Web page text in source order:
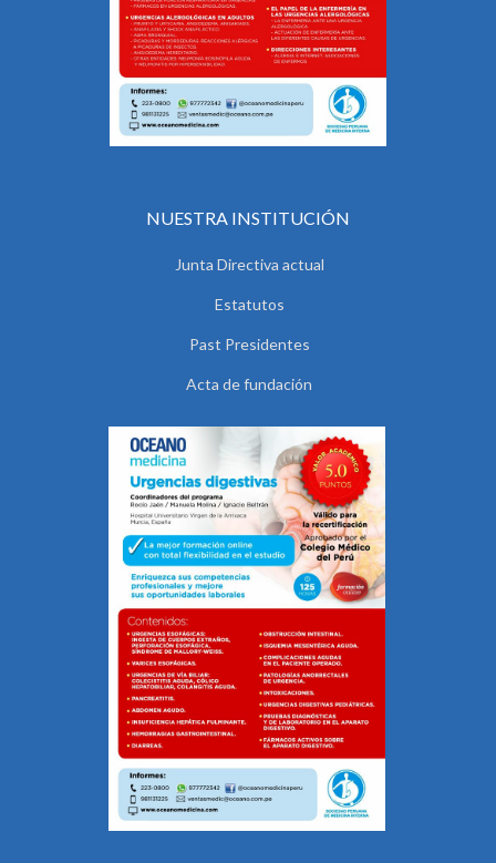
NUESTRA INSTITUCIÓN
Junta Directiva actual
Estatutos
Past Presidentes
Acta de fundación